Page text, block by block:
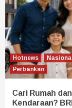
Hotnews
Nasional
Perbankan
Cari Rumah dan
Kendaraan? BRI